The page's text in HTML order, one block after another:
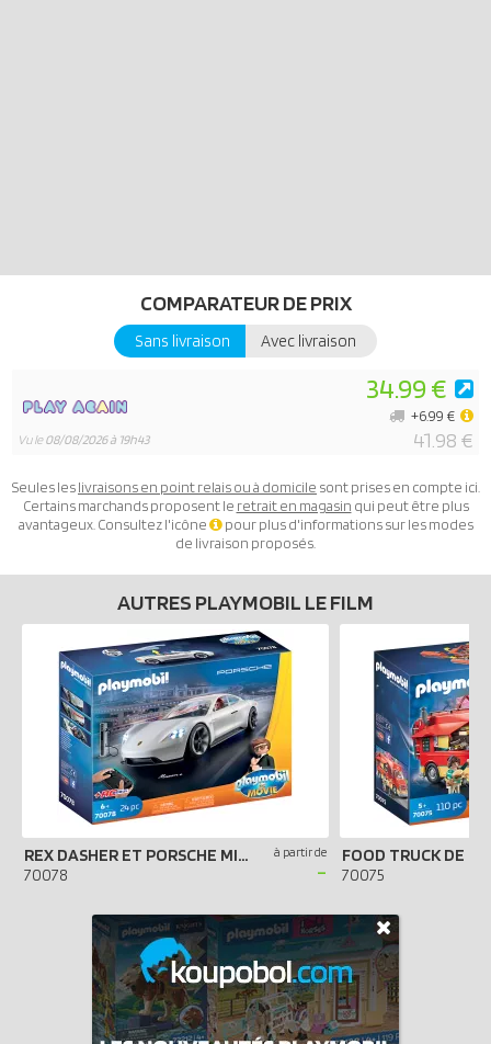
COMPARATEUR DE PRIX
Sans livraison Avec livraison
Vu le08/08/2026 à 19h43
34.99 €
41.98 €
+6.99 €
Seules leslivraisons en point relais ou à domicile sont prises en compte ici.
Certains marchands proposent le retrait en magasin qui peut être plus
avantageux. Consultez l'icône
pour plus d'informations sur les modes
de livraison proposés.
AUTRES PLAYMOBIL LE FILM
REX DASHER ET PORSCHE MISSION E
70078
à partir de
-
FOOD TRUCK DE
70075